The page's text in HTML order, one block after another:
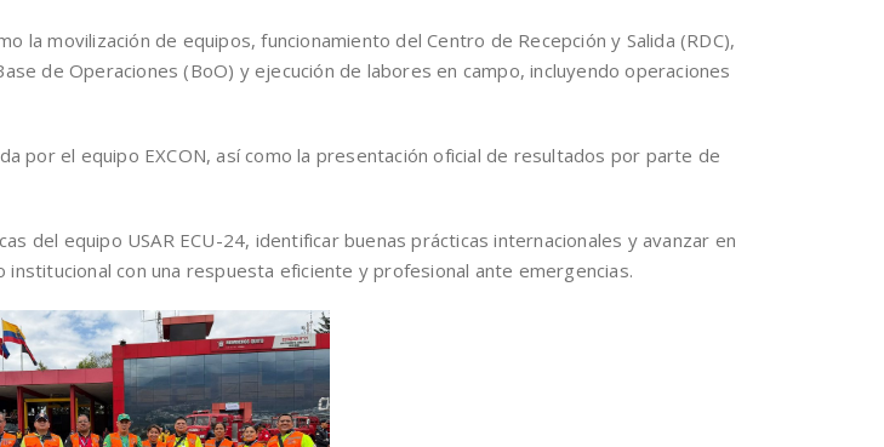
la movilización de equipos, funcionamiento del Centro de Recepción y Salida (RDC),
de Operaciones (BoO) y ejecución de labores en campo, incluyendo operaciones
por el equipo EXCON, así como la presentación oficial de resultados por parte de
del equipo USAR ECU-24, identificar buenas prácticas internacionales y avanzar en
con una respuesta eficiente y profesional ante emergencias.